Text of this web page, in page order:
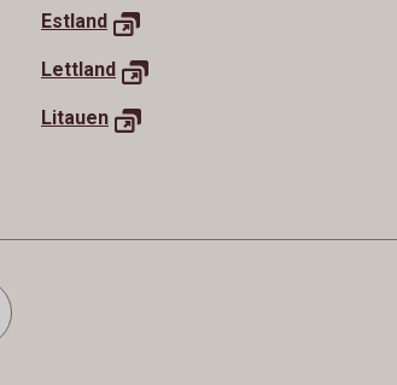
Estland
Lettland
Litauen